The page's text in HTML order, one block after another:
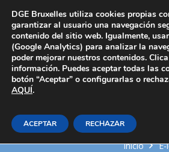
Acceso a la
documentos XML
Inicio
E-
DGE Bruxelles utiliza cookies propias
garantizar al usuario una navegación
contenido del sitio web. Igualmente,
(Google Analytics) para analizar la
poder mejorar nuestros contenidos. Clica
información. Puedes aceptar todas las
botón “Aceptar” o configurarlas o
AQUÍ.
ACEPTAR RECHAZAR